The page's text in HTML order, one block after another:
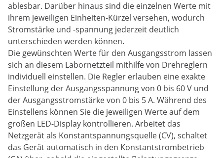
ablesbar. Darüber hinaus sind die einzelnen Werte mit
ihrem jeweiligen Einheiten-Kürzel versehen, wodurch
Stromstärke und -spannung jederzeit deutlich
unterschieden werden können.
Die gewünschten Werte für den Ausgangsstrom lassen
sich an diesem Labornetzteil mithilfe von Drehreglern
individuell einstellen. Die Regler erlauben eine exakte
Einstellung der Ausgangsspannung von 0 bis 60 V und
der Ausgangsstromstärke von 0 bis 5 A. Während des
Einstellens können Sie die jeweiligen Werte auf dem
großen LED-Display kontrollieren. Arbeitet das
Netzgerät als Konstantspannungsquelle (CV), schaltet
das Gerät automatisch in den Konstantstrombetrieb